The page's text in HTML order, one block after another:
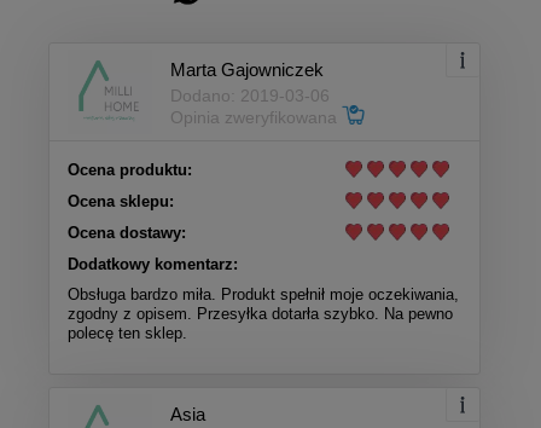
Marta Gajowniczek
Dodano: 2019-03-06
Opinia zweryfikowana
Ocena produktu:
Ocena sklepu:
Ocena dostawy:
Dodatkowy komentarz:
Obsługa bardzo miła. Produkt spełnił moje oczekiwania,
zgodny z opisem. Przesyłka dotarła szybko. Na pewno
polecę ten sklep.
Asia